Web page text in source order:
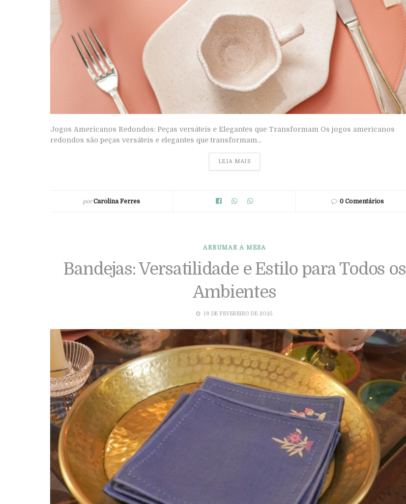
Jogos Americanos Redondos: Peças versáteis e Elegantes que Transformam Os jogos americanos
redondos são peças versáteis e elegantes que transformam...
LEIA MAIS
por Carolina Ferres 0 Comentários
ARRUMAR A MESA
Bandejas: Versatilidade e Estilo para Todos os
Ambientes
19 DE FEVEREIRO DE 2025